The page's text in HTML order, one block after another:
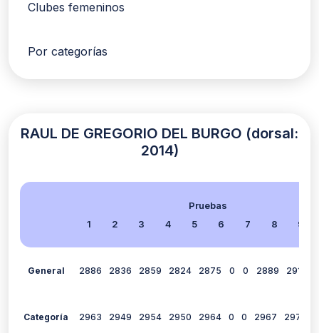
Clubes femeninos
Por categorías
RAUL DE GREGORIO DEL BURGO (dorsal:
2014)
Pruebas
1
2 3 4 5 6 7 8 9
General 2886 2836 2859 2824 2875 0 0 2889 2915
Categoría 2963 2949 2954 2950 2964 0 0 2967 2978